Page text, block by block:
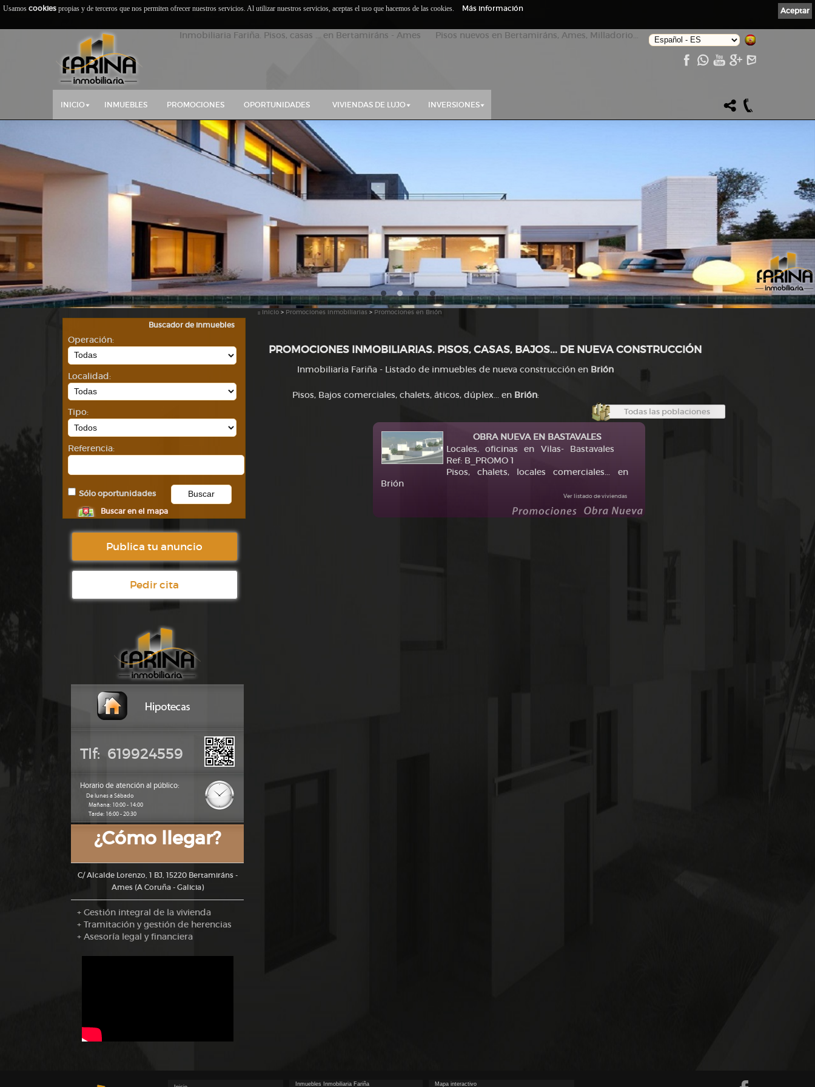
Inmobiliaria Fariña. Pisos, casas ... en Bertamiráns - Ames Pisos nuevos en Bertamiráns, Ames, Milladorio...
INICIO INMUEBLES PROMOCIONES OPORTUNIDADES VIVIENDAS DE LUJO INVERSIONES
Buscador de inmuebles
Operación:
Localidad:
Tipo:
Referencia:
Sólo oportunidades
Buscar en el mapa
Publica tu anuncio
Pedir cita
Tlf: 619924559
Horario de atención al público:
De lunes a Sábado
Mañana: 10:00 - 14:00
Tarde: 16:00 - 20:30
¿Cómo llegar?
C/ Alcalde Lorenzo, 1 BJ, 15220 Bertamiráns -
Ames (A Coruña - Galicia)
+ Gestión integral de la vivienda
+ Tramitación y gestión de herencias
+ Asesoría legal y financiera
:: Inicio > Promociones inmobiliarias > Promociones en Brión
PROMOCIONES INMOBILIARIAS. PISOS, CASAS, BAJOS... DE NUEVA CONSTRUCCIÓN
Inmobiliaria Fariña - Listado de inmuebles de nueva construcción en Brión
Pisos, Bajos comerciales, chalets, áticos, dúplex... en Brión:
Todas las poblaciones
OBRA NUEVA EN BASTAVALES
Locales, oficinas en Vilas- Bastavales
Ref: B_PROMO 1
Pisos, chalets, locales comerciales... en
Brión
Ver listado de viviendas
Inmuebles Inmobiliaria Fariña Mapa interactivo
Aceptar
Usamos cookies propias y de terceros que nos permiten ofrecer nuestros servicios. Al utilizar nuestros servicios, aceptas el uso que hacemos de las cookies. Más información